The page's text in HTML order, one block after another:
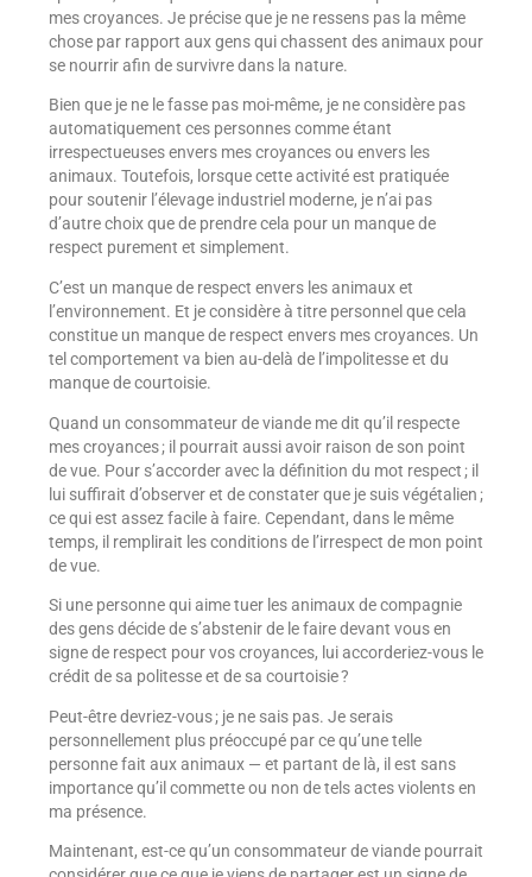
mes croyances. Je précise que je ne ressens pas la même
chose par rapport aux gens qui chassent des animaux pour
se nourrir afin de survivre dans la nature.
Bien que je ne le fasse pas moi-même, je ne considère pas
automatiquement ces personnes comme étant
irrespectueuses envers mes croyances ou envers les
animaux. Toutefois, lorsque cette activité est pratiquée
pour soutenir l’élevage industriel moderne, je n’ai pas
d’autre choix que de prendre cela pour un manque de
respect purement et simplement.
C’est un manque de respect envers les animaux et
l’environnement. Et je considère à titre personnel que cela
constitue un manque de respect envers mes croyances. Un
tel comportement va bien au-delà de l’impolitesse et du
manque de courtoisie.
Quand un consommateur de viande me dit qu’il respecte
mes croyances ; il pourrait aussi avoir raison de son point
de vue. Pour s’accorder avec la définition du mot respect ; il
lui suffirait d’observer et de constater que je suis végétalien ;
ce qui est assez facile à faire. Cependant, dans le même
temps, il remplirait les conditions de l’irrespect de mon point
de vue.
Si une personne qui aime tuer les animaux de compagnie
des gens décide de s’abstenir de le faire devant vous en
signe de respect pour vos croyances, lui accorderiez-vous le
crédit de sa politesse et de sa courtoisie ?
Peut-être devriez-vous ; je ne sais pas. Je serais
personnellement plus préoccupé par ce qu’une telle
personne fait aux animaux — et partant de là, il est sans
importance qu’il commette ou non de tels actes violents en
ma présence.
Maintenant, est-ce qu’un consommateur de viande pourrait